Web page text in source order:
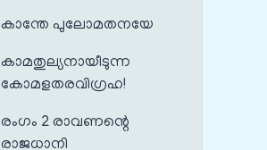
കാന്തേ പുലോമതനയേ
കാമതുല്യനായീടുന്ന
കോമളതരവിഗ്രഹ!
രംഗം 2 രാവണന്റെ
രാജധാനി